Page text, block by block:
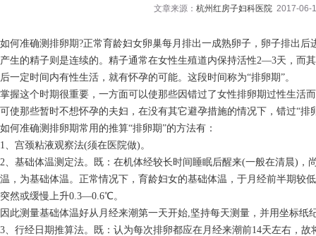
文章来源： 杭州红房子妇科医院 2017-06-
如何准确测排卵期?正常育龄妇女卵巢每月排出一成熟卵子，卵子排出
产生的精子则是连续的。精子通常在女性生殖道内保持活性2—3天，而
后一定时间内有性生活，就有怀孕的可能。这段时间称为“排卵期”。
掌握这个时期很重要，一方面可以使那些因错过了女性排卵期过性生活
可使那些暂时不想怀孕的夫妇，在没有其它避孕措施的情况下，错过“排
如何准确测排卵期常用的推算“排卵期”的方法有：
1、宫颈粘液观察法(须在医院做)。
2、基础体温测定法。既：在机体经较长时间睡眠后醒来(一般在清晨)，
温，为基础体温。正常情况下，育龄妇女的基础体温，于月经前半期较
突然或缓慢上升0.3—0.6℃。
因此测量基础体温好从月经来潮第一天开始,坚持每天测量，并用坐标纸
3、行经日期推算法。既：认为每次排卵都应在月经来潮前14天左右，